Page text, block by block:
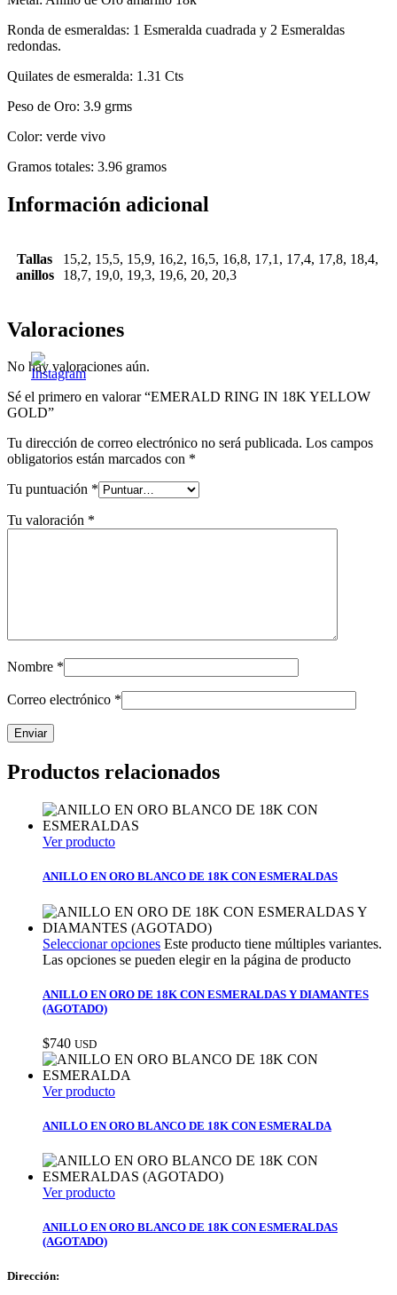
Ronda de esmeraldas: 1 Esmeralda cuadrada y 2 Esmeraldas
redondas.
Quilates de esmeralda: 1.31 Cts
Peso de Oro: 3.9 grms
Color: verde vivo
Gramos totales: 3.96 gramos
Información adicional
Tallas
anillos
15,2, 15,5, 15,9, 16,2, 16,5, 16,8, 17,1, 17,4, 17,8, 18,4,
18,7, 19,0, 19,3, 19,6, 20, 20,3
Valoraciones
No hay valoraciones aún.
Sé el primero en valorar “EMERALD RING IN 18K YELLOW
GOLD”
Tu dirección de correo electrónico no será publicada. Los campos
obligatorios están marcados con *
Tu puntuación *
Tu valoración *
Nombre *
Correo electrónico *
Productos relacionados
Ver producto
ANILLO EN ORO BLANCO DE 18K CON ESMERALDAS
Seleccionar opciones Este producto tiene múltiples variantes.
Las opciones se pueden elegir en la página de producto
ANILLO EN ORO DE 18K CON ESMERALDAS Y DIAMANTES
(AGOTADO)
$740 USD
Ver producto
ANILLO EN ORO BLANCO DE 18K CON ESMERALDA
Ver producto
ANILLO EN ORO BLANCO DE 18K CON ESMERALDAS
(AGOTADO)
Dirección: